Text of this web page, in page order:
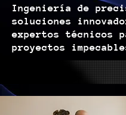
Ingeniería de
soluciones
expertos técnicos
proyectos